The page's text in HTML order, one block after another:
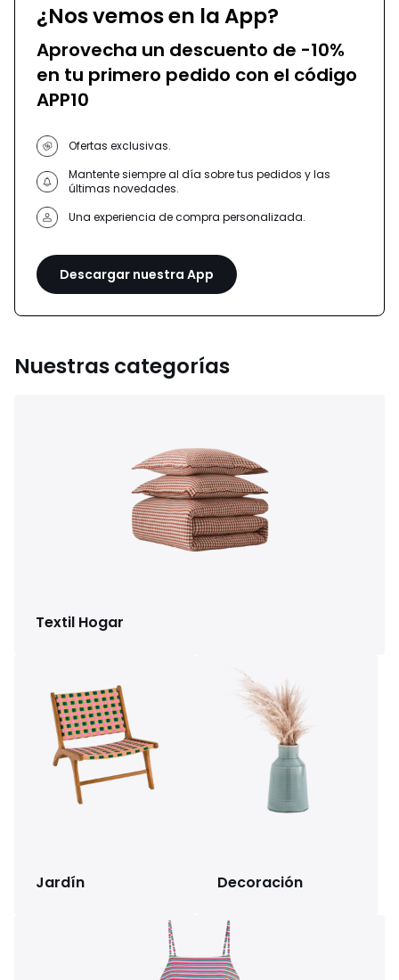
¿Nos vemos en la App?
Aprovecha un descuento de -10%
en tu primero pedido con el código
APP10
Ofertas exclusivas.
Mantente siempre al día sobre tus pedidos y las
últimas novedades.
Una experiencia de compra personalizada.
Descargar nuestra App
Nuestras categorías
Textil Hogar
Jardín Decoración